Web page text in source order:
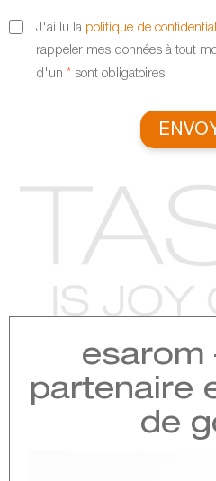
J'ai lu la politique de
rappeler mes données à tout
d'un * sont obligatoires.
esarom
partenaire
de